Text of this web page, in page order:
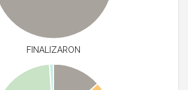
FINALIZARON